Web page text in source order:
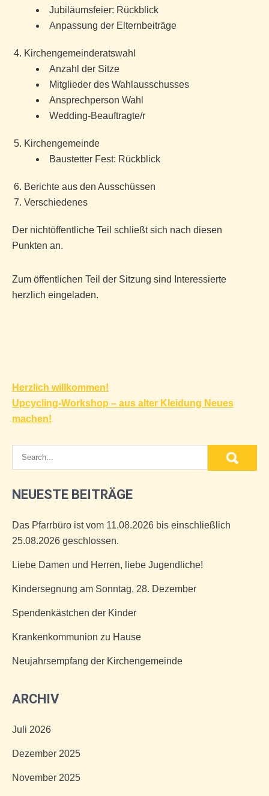
Jubiläumsfeier: Rückblick
Anpassung der Elternbeiträge
Kirchengemeinderatswahl
Anzahl der Sitze
Mitglieder des Wahlausschusses
Ansprechperson Wahl
Wedding-Beauftragte/r
Kirchengemeinde
Baustetter Fest: Rückblick
Berichte aus den Ausschüssen
Verschiedenes
Der nichtöffentliche Teil schließt sich nach diesen
Punkten an.
Zum öffentlichen Teil der Sitzung sind Interessierte
herzlich eingeladen.
Beitragsnavigation
Herzlich willkommen!
Upcycling-Workshop – aus alter Kleidung Neues
machen!
NEUESTE BEITRÄGE
Das Pfarrbüro ist vom 11.08.2026 bis einschließlich
25.08.2026 geschlossen.
Liebe Damen und Herren, liebe Jugendliche!
Kindersegnung am Sonntag, 28. Dezember
Spendenkästchen der Kinder
Krankenkommunion zu Hause
Neujahrsempfang der Kirchengemeinde
ARCHIV
Juli 2026
Dezember 2025
November 2025